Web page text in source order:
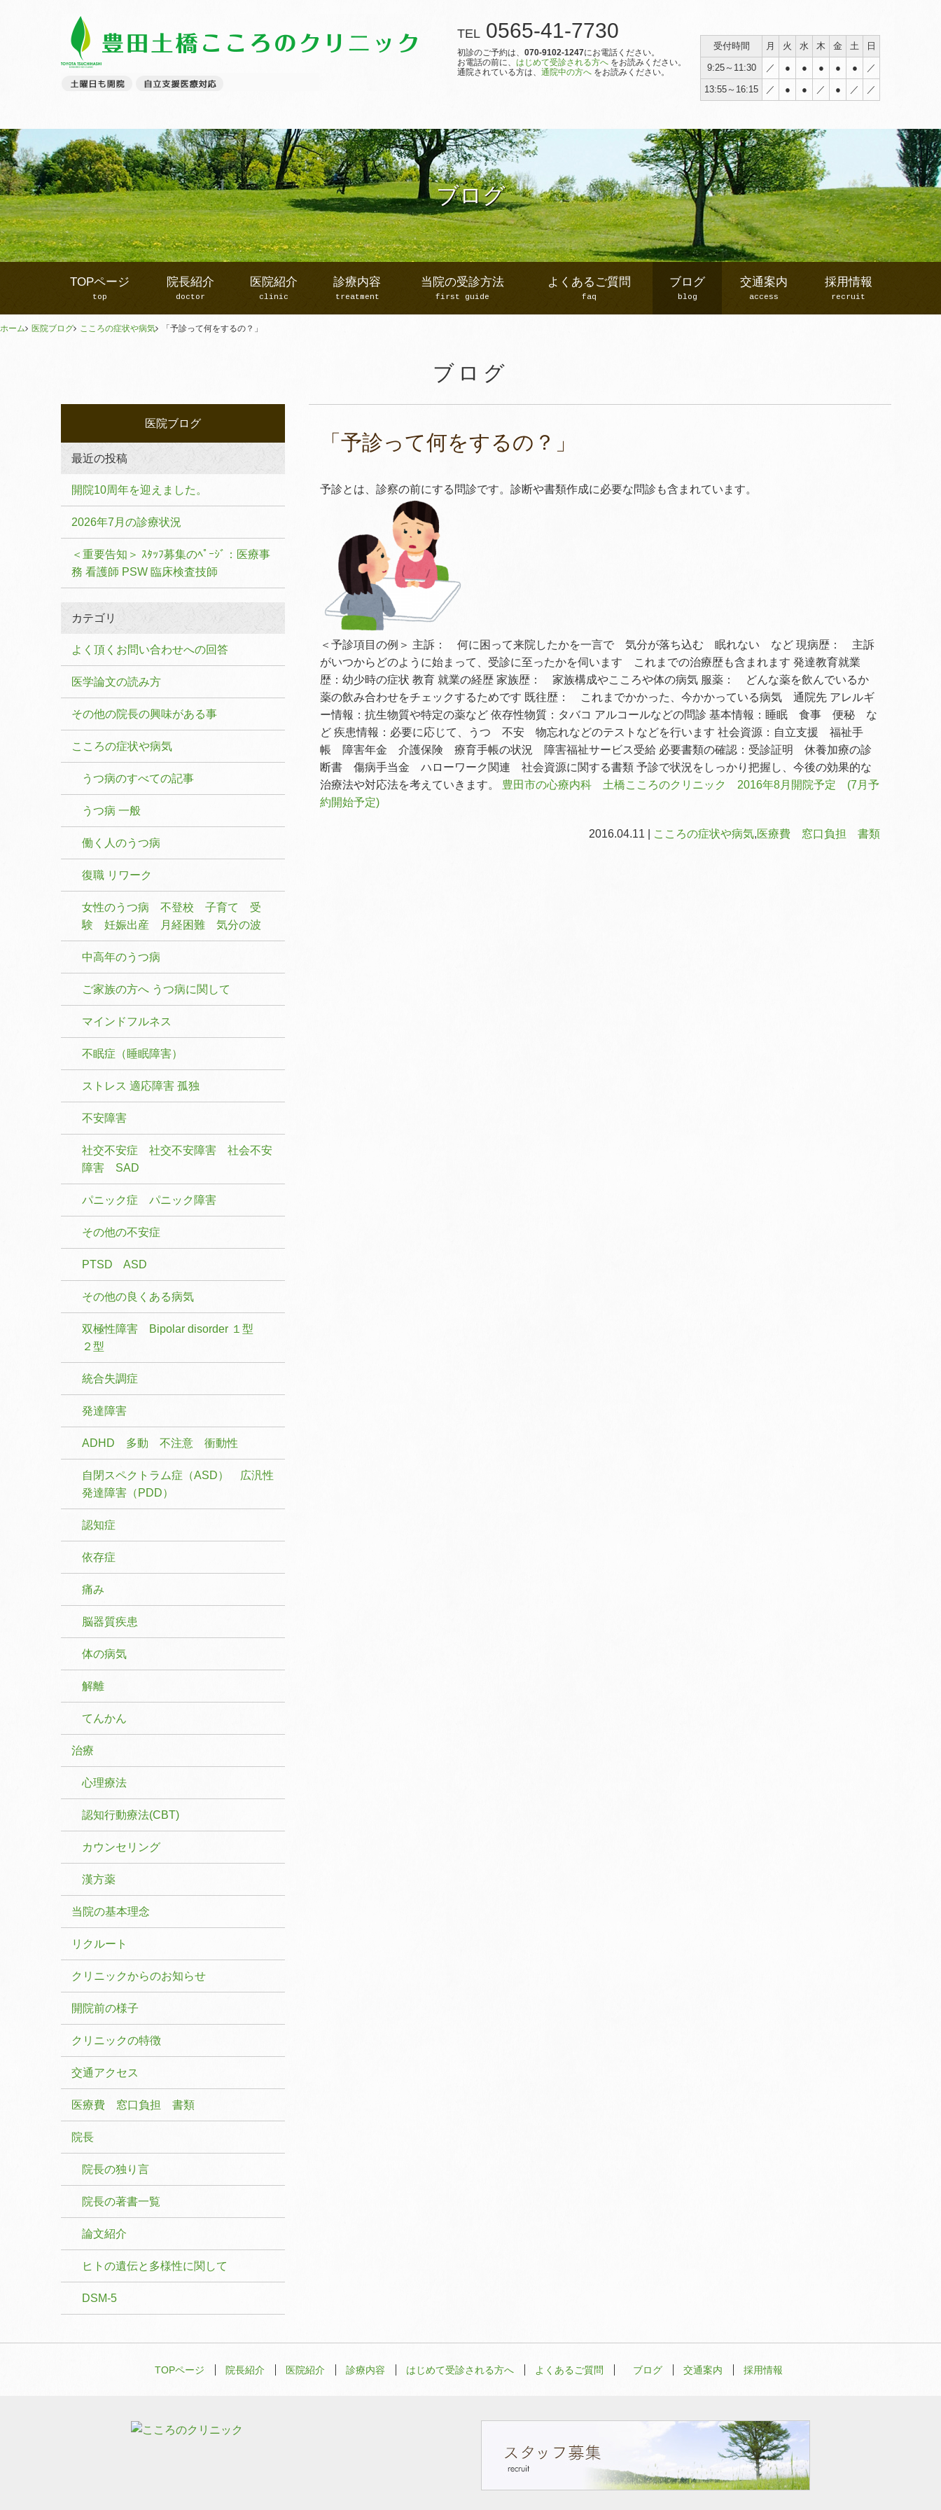
TEL 0565-41-7730
初診のご予約は、 070-9102-1247にお電話ください。
お電話の前に、 はじめて受診される方へ をお読みください。
通院されている方は、 通院中の方へ をお読みください。
受付時間 月 火 水 木 金 土 日
9:25～11:30 ／ ● ● ● ● ● ／
13:55～16:15 ／ ● ● ／ ● ／ ／
ブログ
TOPページ
top
院長紹介
doctor
医院紹介
clinic
診療内容
treatment
当院の受診方法
first guide
よくあるご質問
faq
ブログ
blog
交通案内
access
採用情報
recruit
ホーム 医院ブログ こころの症状や病気 「予診って何をするの？」
ブログ
「予診って何をするの？」
予診とは、診察の前にする問診です。診断や書類作成に必要な問診も含まれています。
＜予診項目の例＞ 主訴： 何に困って来院したかを一言で 気分が落ち込む 眠れない など 現病歴： 主訴
がいつからどのように始まって、受診に至ったかを伺います これまでの治療歴も含まれます 発達教育就業
歴：幼少時の症状 教育 就業の経歴 家族歴： 家族構成やこころや体の病気 服薬： どんな薬を飲んでいるか
薬の飲み合わせをチェックするためです 既往歴： これまでかかった、今かかっている病気 通院先 アレルギ
ー情報：抗生物質や特定の薬など 依存性物質：タバコ アルコールなどの問診 基本情報：睡眠 食事 便秘 な
ど 疾患情報：必要に応じて、うつ 不安 物忘れなどのテストなどを行います 社会資源：自立支援 福祉手
帳 障害年金 介護保険 療育手帳の状況 障害福祉サービス受給 必要書類の確認：受診証明 休養加療の診
断書 傷病手当金 ハローワーク関連 社会資源に関する書類 予診で状況をしっかり把握し、今後の効果的な
治療法や対応法を考えていきます。 豊田市の心療内科 土橋こころのクリニック 2016年8月開院予定 (7月予
約開始予定)
2016.04.11 | こころの症状や病気,医療費 窓口負担 書類
医院ブログ
最近の投稿
開院10周年を迎えました。
2026年7月の診療状況
＜重要告知＞ ｽﾀｯﾌ募集のﾍﾟｰｼﾞ：医療事
務 看護師 PSW 臨床検査技師
カテゴリ
よく頂くお問い合わせへの回答
医学論文の読み方
その他の院長の興味がある事
こころの症状や病気
うつ病のすべての記事
うつ病 一般
働く人のうつ病
復職 リワーク
女性のうつ病 不登校 子育て 受
験 妊娠出産 月経困難 気分の波
中高年のうつ病
ご家族の方へ うつ病に関して
マインドフルネス
不眠症（睡眠障害）
ストレス 適応障害 孤独
不安障害
社交不安症 社交不安障害 社会不安
障害 SAD
パニック症 パニック障害
その他の不安症
PTSD ASD
その他の良くある病気
双極性障害 Bipolar disorder １型
２型
統合失調症
発達障害
ADHD 多動 不注意 衝動性
自閉スペクトラム症（ASD） 広汎性
発達障害（PDD）
認知症
依存症
痛み
脳器質疾患
体の病気
解離
てんかん
治療
心理療法
認知行動療法(CBT)
カウンセリング
漢方薬
当院の基本理念
リクルート
クリニックからのお知らせ
開院前の様子
クリニックの特徴
交通アクセス
医療費 窓口負担 書類
院長
院長の独り言
院長の著書一覧
論文紹介
ヒトの遺伝と多様性に関して
DSM-5
TOPページ 院長紹介 医院紹介 診療内容 はじめて受診される方へ よくあるご質問 ブログ 交通案内 採用情報